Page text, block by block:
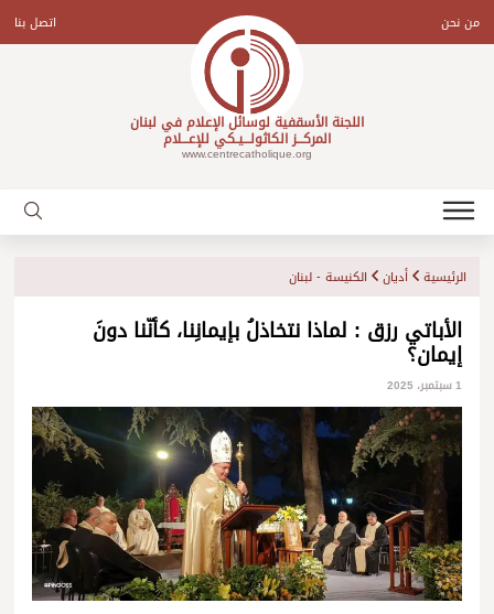
contentمن نحن اتصل بنا
اللجنة الأسقفية لوسائل الإعلام في لبنان
المركـــز الكاثولـــيـكي للإعـــلام
www.centrecatholique.org
الرئيسية أديان الكنيسة - لبنان
الأباتي رزق : لماذا نتخاذلُ بإيمانِنا، كأنّنا دونَ
إيمان؟
1 سبتمبر، 2025